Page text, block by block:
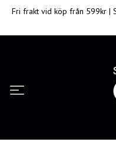
Fri frakt vid köp från 599kr |